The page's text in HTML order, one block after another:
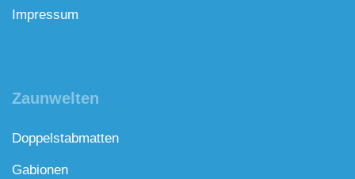
Impressum
Zaunwelten
Doppelstabmatten
Gabionen